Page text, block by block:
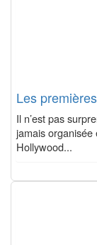
Les
Il n’est pas
jamais organisée
Hollywood...